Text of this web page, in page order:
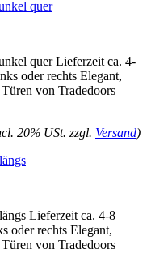
quer
quer Lieferzeit ca. 4-
oder rechts Elegant,
von Tradedoors
20% USt. zzgl. Versand)
Lieferzeit ca. 4-8
oder rechts Elegant,
von Tradedoors